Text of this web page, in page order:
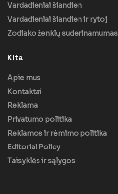
Vardadieniai šiandien
Vardadieniai šiandien ir rytoj
Zodiako ženklų suderinamumas
Kita
Apie mus
Kontaktai
Reklama
Privatumo politika
Reklamos ir rėmimo politika
Editorial Policy
Taisyklės ir sąlygos